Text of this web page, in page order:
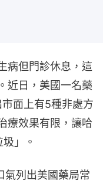
病但門診休息，這
近日，美國一名藥
面上有5種非處方
療效果有限，讓哈
」。
氣列出美國藥局常